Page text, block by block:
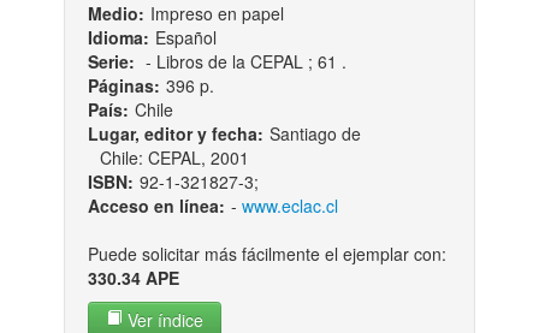
Medio: Impreso en papel
Idioma: Español
Serie: - Libros de la CEPAL ; 61 .
Páginas: 396 p.
País: Chile
Lugar, editor y fecha: Santiago de
Chile: CEPAL, 2001
ISBN: 92-1-321827-3;
Acceso en línea: - www.eclac.cl
Puede solicitar más fácilmente el ejemplar con:
330.34 APE
Ver índice